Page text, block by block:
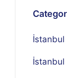
İstanbul
İstanbul